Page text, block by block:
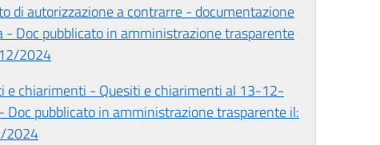
di autorizzazione a contrarre - documentazione
- Doc pubblicato in amministrazione trasparente
2024
e chiarimenti - Quesiti e chiarimenti al 13-12-
Doc pubblicato in amministrazione trasparente il:
2024